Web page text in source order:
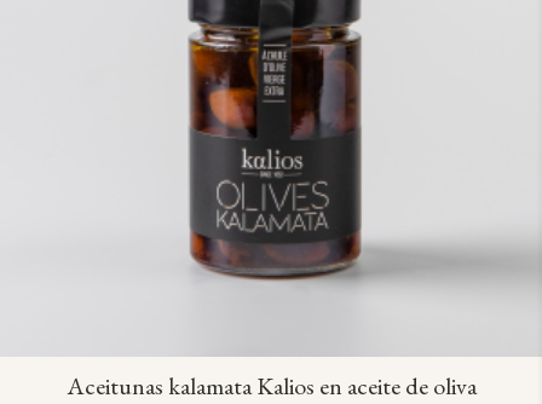
Aceitunas kalamata Kalios en aceite de oliva